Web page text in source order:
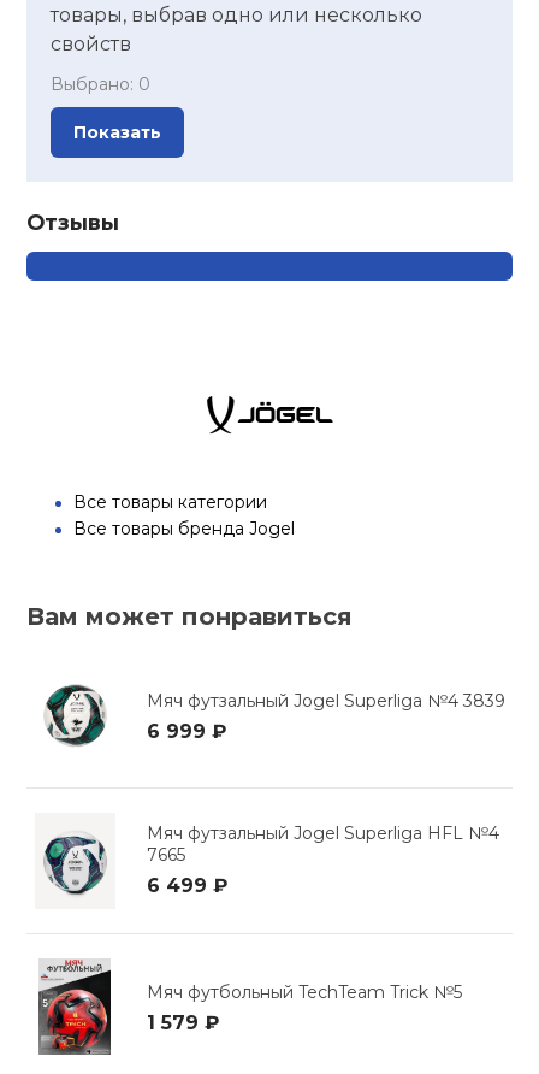
товары, выбрав одно или несколько
свойств
Выбрано: 0
Показать
Отзывы
Все товары категории
Все товары бренда Jogel
Вам может понравиться
Мяч футзальный Jogel Superliga №4 3839
6 999 ₽
Мяч футзальный Jogel Superliga HFL №4
7665
6 499 ₽
Мяч футбольный TechTeam Trick №5
1 579 ₽